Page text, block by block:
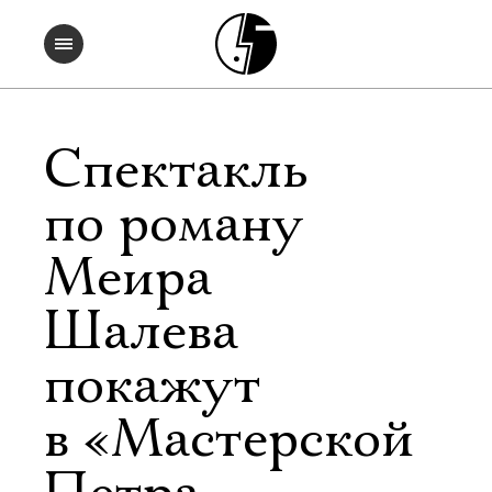
Спектакль
по роману
Меира
Шалева
покажут
в «Мастерской